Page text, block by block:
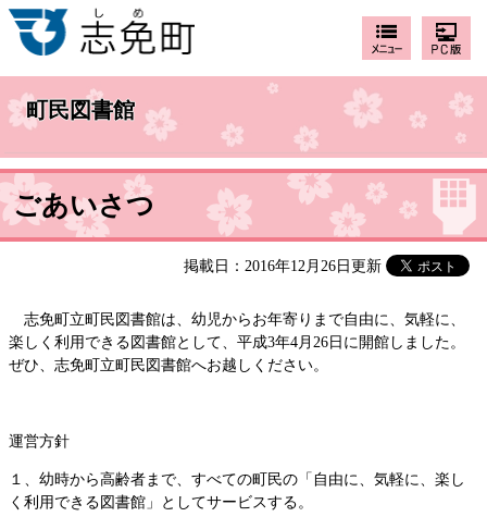
町民図書館
ごあいさつ
掲載日：2016年12月26日更新
志免町立町民図書館は、幼児からお年寄りまで自由に、気軽に、
楽しく利用できる図書館として、平成3年4月26日に開館しました。
ぜひ、志免町立町民図書館へお越しください。
運営方針
１、幼時から高齢者まで、すべての町民の「自由に、気軽に、楽し
く利用できる図書館」としてサービスする。